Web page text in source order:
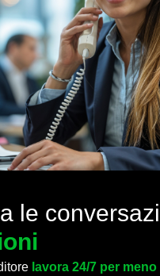
a e conversazi
oni
lavora 24/7 per